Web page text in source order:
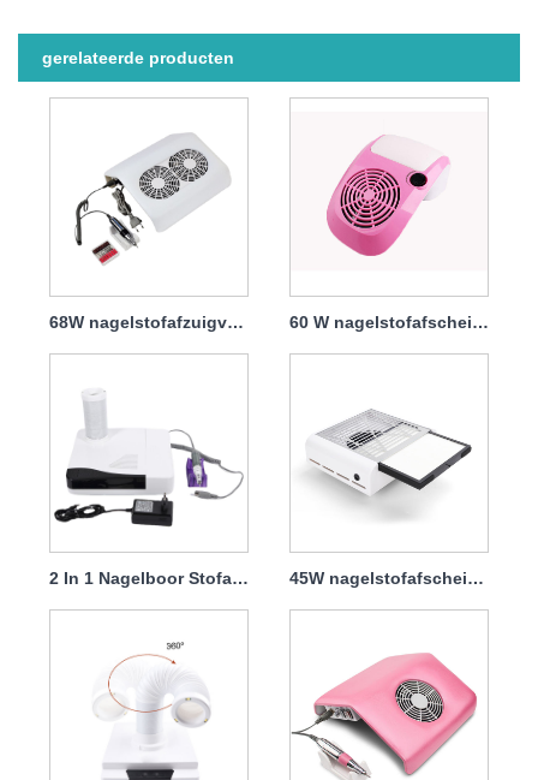
gerelateerde producten
68W nagelstofafzuigventilator met filter 60 W nagelstofafscheider met ingebouwde zak, gemakkelijk te verzamelen
2 In 1 Nagelboor Stofafscheider Professioneel 30000 tpm 60 W 45W nagelstofafscheider, grote zuigkracht met filter